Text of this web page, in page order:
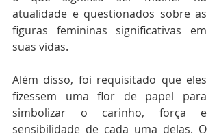
atualidade e questionados sobre as
figuras femininas significativas em
suas vidas.
Além disso, foi requisitado que eles
fizessem uma flor de papel para
simbolizar o carinho, força e
sensibilidade de cada uma delas. O